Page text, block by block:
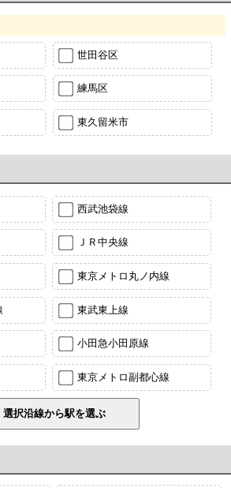
世田谷区
練馬区
東久留米市
西武池袋線
ＪＲ中央線
東京メトロ丸ノ内線
東武東上線
小田急小田原線
東京メトロ副都心線